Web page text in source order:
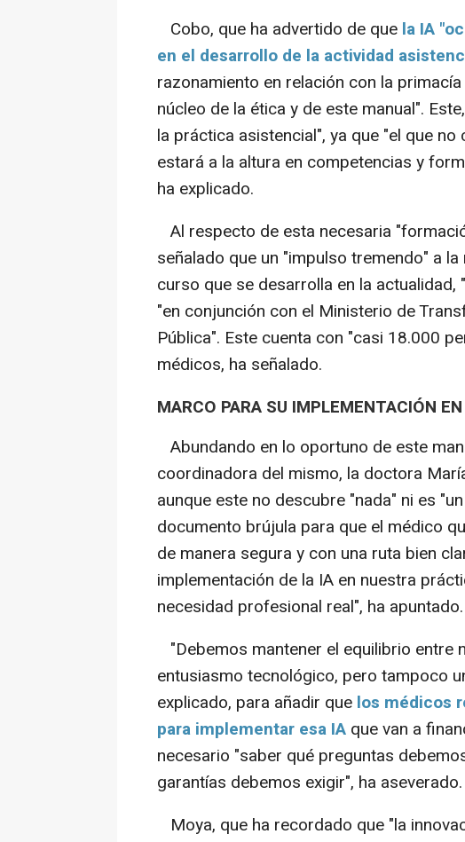
Cobo, que ha advertido de que la IA
en el desarrollo de la actividad
razonamiento en relación con la
núcleo de la ética y de este manual".
la práctica asistencial", ya que "el que
estará a la altura en competencias y
ha explicado.
Al respecto de esta necesaria
señalado que un "impulso tremendo" a
curso que se desarrolla en la
"en conjunción con el Ministerio de
Pública". Este cuenta con "casi 18.000
médicos, ha señalado.
MARCO PARA SU IMPLEMENTACIÓN
Abundando en lo oportuno de este
coordinadora del mismo, la doctora
aunque este no descubre "nada" ni es
documento brújula para que el médico
de manera segura y con una ruta bien
implementación de la IA en nuestra
necesidad profesional real", ha apuntado.
"Debemos mantener el equilibrio entre
entusiasmo tecnológico, pero tampoco
explicado, para añadir que los médicos
para implementar esa IA que van a
necesario "saber qué preguntas
garantías debemos exigir", ha aseverado.
Moya, que ha recordado que "la